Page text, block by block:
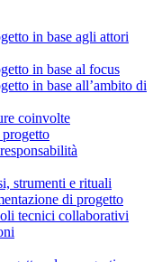
in base agli attori
in base al focus
in base all’ambito di
coinvolte
strumenti e rituali
di progetto
tecnici collaborativi